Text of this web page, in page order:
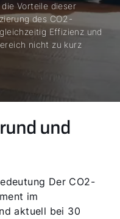
Vorteile dieser
des CO2-
Effizienz und
nicht zu kurz
und
Der CO2-
im
aktuell bei 30